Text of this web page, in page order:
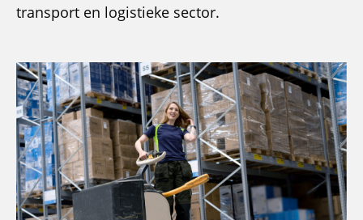
transport en logistieke sector.